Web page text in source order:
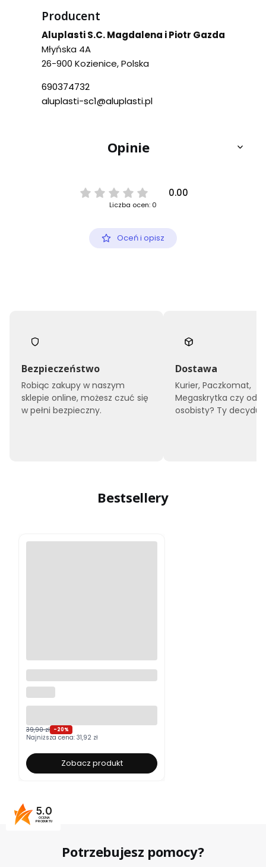
Producent
Aluplasti S.C. Magdalena i Piotr Gazda
Młyńska 4A
26-900 Kozienice, Polska
690374732
aluplasti-sc1@aluplasti.pl
Opinie
0.00
Liczba ocen: 0
Oceń i opisz
Bezpieczeństwo
Robiąc zakupy w naszym
sklepie online, możesz czuć się
w pełni bezpieczny.
Dostawa
Kurier, Paczkomat,
Megaskrytka czy
osobisty? Ty
Bestsellery
Moskitiera okienna na wymiar
39,90 zł -20%
Najniższa cena: 31,92 zł
Zobacz produkt
Potrzebujesz pomocy?
5.0
OCENA
PRODUKTU